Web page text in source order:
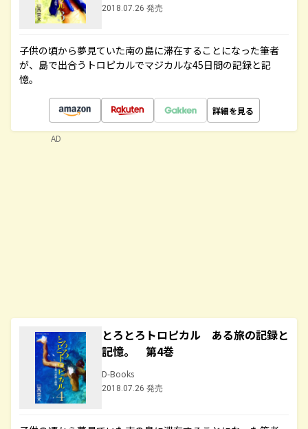
2018.07.26 発売
子供の頃から夢見ていた南の島に滞在することになった筆者
が、島で出合うトロピカルでマジカルな45日間の記録と記
憶。
詳細を見る
とろとろトロピカル ある旅の記録と
記憶。 第4巻
D-Books
2018.07.26 発売
AD